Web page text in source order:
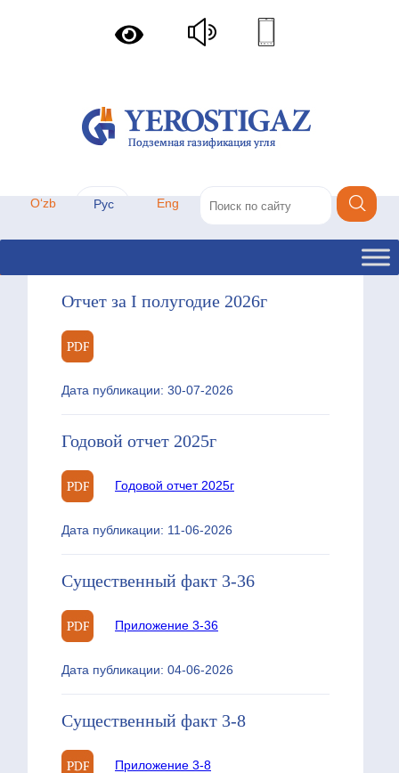
Oʻzb Рус Eng
Отчет за I полугодие 2026г
Дата публикации: 30-07-2026
Годовой отчет 2025г
Годовой отчет 2025г
Дата публикации: 11-06-2026
Существенный факт 3-36
Приложение 3-36
Дата публикации: 04-06-2026
Существенный факт 3-8
Приложение 3-8